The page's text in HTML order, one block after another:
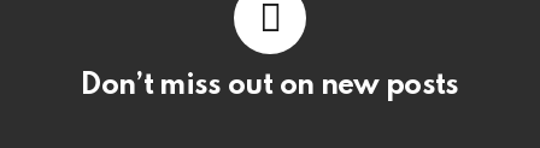
Don’t miss out on new posts